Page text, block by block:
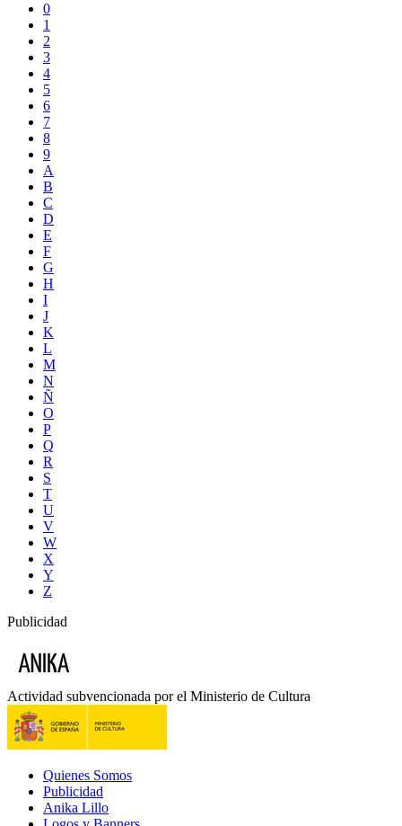
0
1
2
3
4
5
6
7
8
9
A
B
C
D
E
F
G
H
I
J
K
L
M
N
Ñ
O
P
Q
R
S
T
U
V
W
X
Y
Z
Publicidad
Actividad subvencionada por el Ministerio de Cultura
Quienes Somos
Publicidad
Anika Lillo